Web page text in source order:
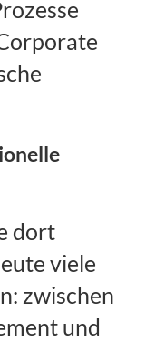
dort
viele
zwischen
und